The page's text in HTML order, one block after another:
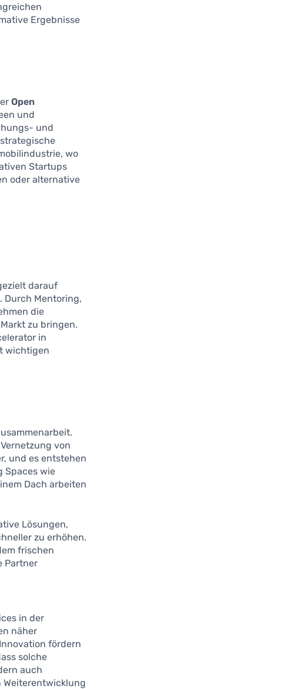
Ergebnisse
Open
und
und
wo
Startups
oder alternative
darauf
Durch Mentoring,
die
zu bringen.
in
wichtigen
von
und es entstehen
Spaces wie
Dach arbeiten
Lösungen,
zu erhöhen.
frischen
Partner
in der
näher
fördern
solche
auch